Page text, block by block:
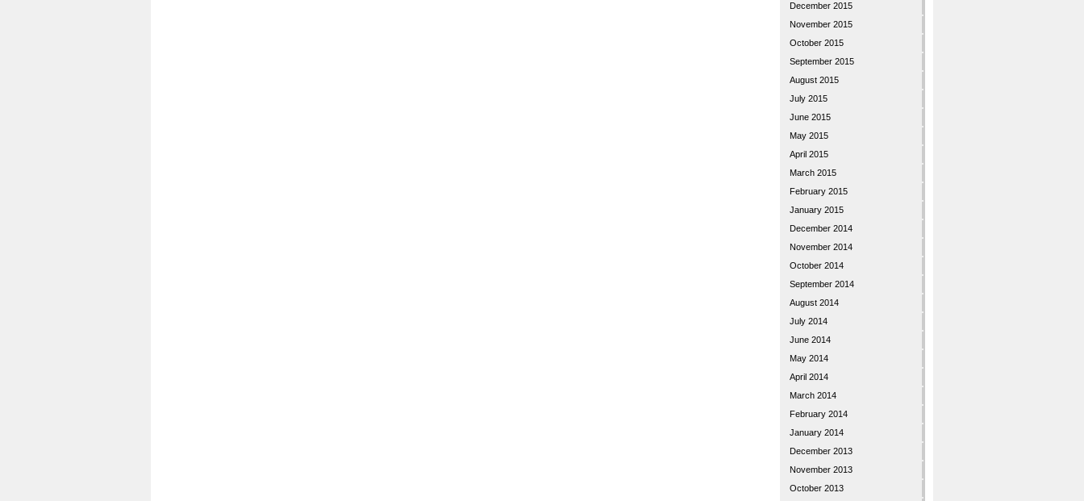
December 2015
November 2015
October 2015
September 2015
August 2015
July 2015
June 2015
May 2015
April 2015
March 2015
February 2015
January 2015
December 2014
November 2014
October 2014
September 2014
August 2014
July 2014
June 2014
May 2014
April 2014
March 2014
February 2014
January 2014
December 2013
November 2013
October 2013